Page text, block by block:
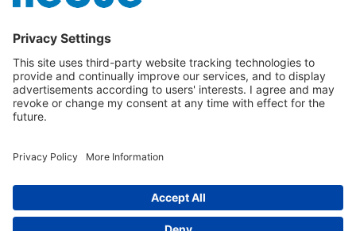
În cazul în care clientul nu are domiciliul în una din țăriile
posibilă gestionarea transportului.
Clauză de excludere
În cadrul garanției compania hedue nu este răspunzătoare
pentru pierderile financiare, timpul de nefuncționare,
călătorie, profituri pierdute sau asemenătoare. Răspunderea